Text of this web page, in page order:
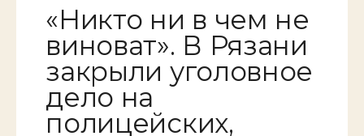
«Никто ни в чем не
виноват». В Рязани
закрыли уголовное
дело на
полицейских,